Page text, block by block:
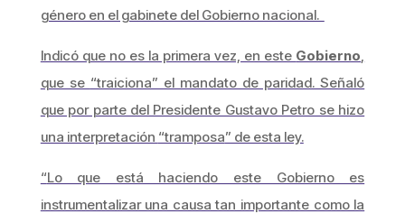
género en el gabinete del Gobierno nacional.
Indicó que no es la primera vez, en este Gobierno
que se “traiciona” el mandato de paridad. Señaló
que por parte del Presidente Gustavo Petro se hizo
una interpretación “tramposa” de esta ley.
“Lo que está haciendo este Gobierno es
instrumentalizar una causa tan importante como la